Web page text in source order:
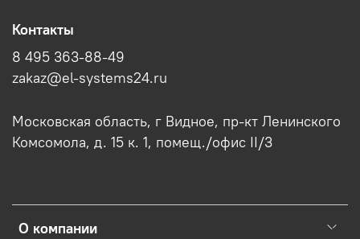
О компании
Контакты
8 495 363-88-49
zakaz@el-systems24.ru
Московская область, г Видное, пр-кт Ленинского
Комсомола, д. 15 к. 1, помещ./офис II/3